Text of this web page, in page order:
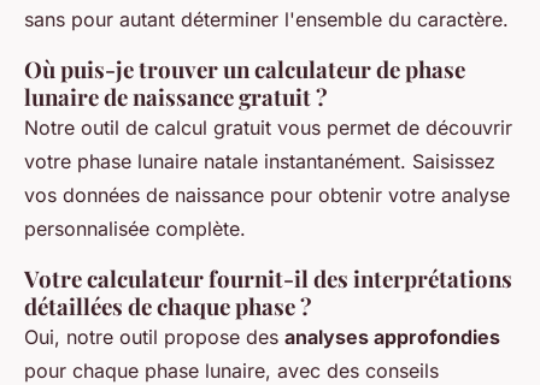
sans pour autant déterminer l'ensemble du caractère.
Où puis-je trouver un calculateur de phase
lunaire de naissance gratuit ?
Notre outil de calcul gratuit vous permet de découvrir
votre phase lunaire natale instantanément. Saisissez
vos données de naissance pour obtenir votre analyse
personnalisée complète.
Votre calculateur fournit-il des interprétations
détaillées de chaque phase ?
Oui, notre outil propose des analyses approfondies
pour chaque phase lunaire, avec des conseils